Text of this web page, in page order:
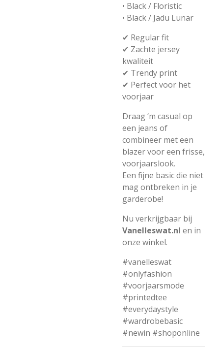
• Black / Floristic
• Black / Jadu Lunar
✔ Regular fit
✔ Zachte jersey
kwaliteit
✔ Trendy print
✔ Perfect voor het
voorjaar
Draag ‘m casual op
een jeans of
combineer met een
blazer voor een frisse,
voorjaarslook.
Een fijne basic die niet
mag ontbreken in je
garderobe!
Nu verkrijgbaar bij
Vanelleswat.nl en in
onze winkel.
#vanelleswat
#onlyfashion
#voorjaarsmode
#printedtee
#everydaystyle
#wardrobebasic
#newin #shoponline